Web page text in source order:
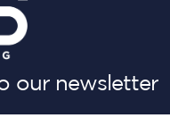
our newsletter